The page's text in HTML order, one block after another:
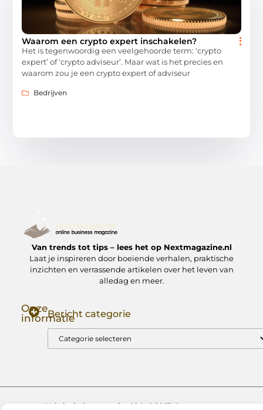
Waarom een crypto expert inschakelen?
Het is tegenwoordig een veelgehoorde term: ‘crypto
expert’ of ‘crypto adviseur’. Maar wat is het precies en
waarom zou je een crypto expert of adviseur
Bedrijven
Van trends tot tips – lees het op Nextmagazine.nl
Laat je inspireren door boeiende verhalen, praktische
inzichten en verrassende artikelen over het leven van
alledag en meer.
Onze
informatieBericht categorie
Website index Cookiebeleid (EU)